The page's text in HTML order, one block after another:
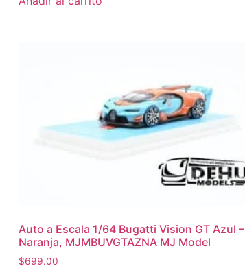
Auto a Escala 1/64 Bugatti Vision GT Azul –
Naranja, MJMBUVGTAZNA MJ Model
$699.00